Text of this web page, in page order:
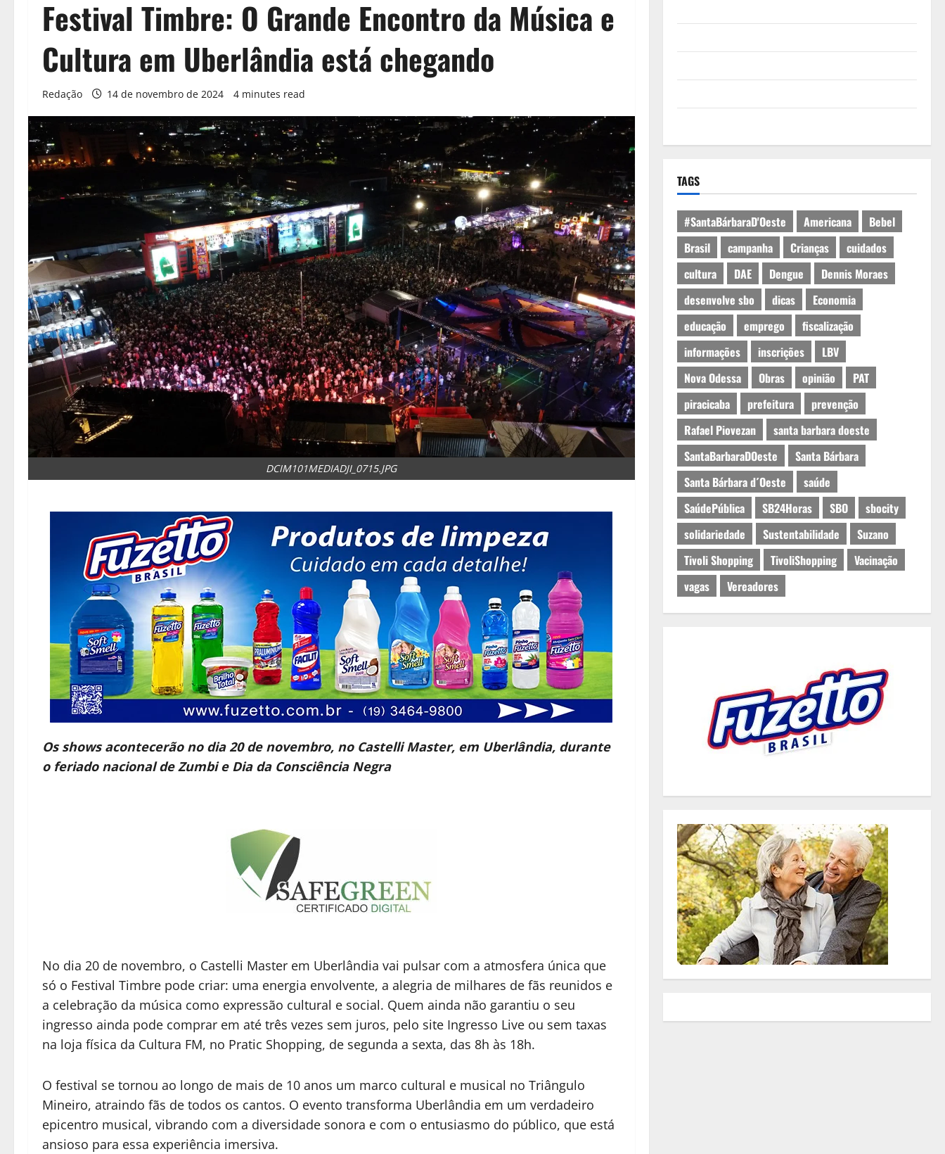
Festival Timbre: O Grande Encontro da Música e
Cultura em Uberlândia está chegando
Redação 14 de novembro de 2024 4 minutes read
DCIM101MEDIADJI_0715.JPG
Os shows acontecerão no dia 20 de novembro, no Castelli Master, em Uberlândia, durante
o feriado nacional de Zumbi e Dia da Consciência Negra
No dia 20 de novembro, o Castelli Master em Uberlândia vai pulsar com a atmosfera única que
só o Festival Timbre pode criar: uma energia envolvente, a alegria de milhares de fãs reunidos e
a celebração da música como expressão cultural e social. Quem ainda não garantiu o seu
ingresso ainda pode comprar em até três vezes sem juros, pelo site Ingresso Live ou sem taxas
na loja física da Cultura FM, no Pratic Shopping, de segunda a sexta, das 8h às 18h.
O festival se tornou ao longo de mais de 10 anos um marco cultural e musical no Triângulo
Mineiro, atraindo fãs de todos os cantos. O evento transforma Uberlândia em um verdadeiro
epicentro musical, vibrando com a diversidade sonora e com o entusiasmo do público, que está
ansioso para essa experiência imersiva.
TAGS
#SantaBárbaraD'Oeste Americana
Bebel
Brasil
campanha Crianças
cuidados
cultura
DAE Dengue
Dennis Moraes
desenvolve sbo
dicas
Economia
educação
emprego
fiscalização
informações
inscrições
LBV
Nova Odessa
Obras opinião
PAT
piracicaba
prefeitura
prevenção
Rafael Piovezan
santa barbara doeste
SantaBarbaraDOeste
Santa Bárbara
Santa Bárbara d´Oeste
saúde
SaúdePública
SB24Horas SBO
sbocity
solidariedade
Sustentabilidade
Suzano
Tivoli Shopping
TivoliShopping
Vacinação
vagas
Vereadores